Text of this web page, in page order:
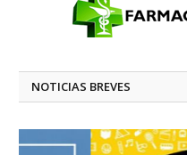
NOTICIAS BREVES